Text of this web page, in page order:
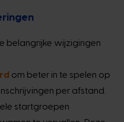
belangrijke wijzigingen
om beter in te spelen op
per afstand.
startgroepen